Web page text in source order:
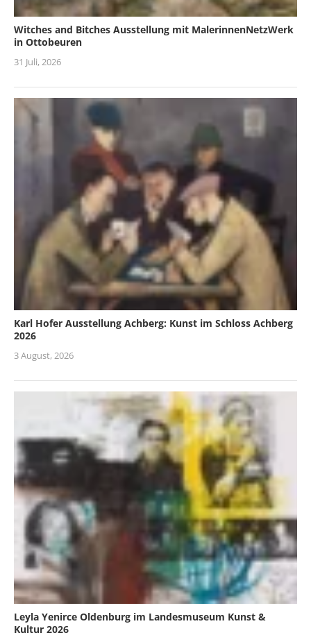
Witches and Bitches Ausstellung mit MalerinnenNetzWerk
in Ottobeuren
31 Juli, 2026
Karl Hofer Ausstellung Achberg: Kunst im Schloss Achberg
2026
3 August, 2026
Leyla Yenirce Oldenburg im Landesmuseum Kunst &
Kultur 2026